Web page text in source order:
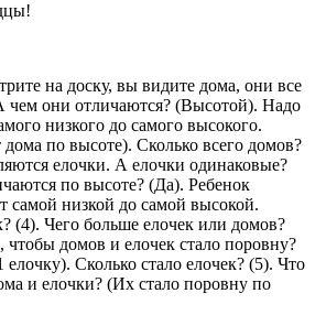
на доску, вы видите дома, они все
чем они отличаются? (Высотой). Надо
низкого до самого высокого.
дома по высоте). Сколько всего домов?
елочки. А елочки одинаковые?
по высоте? (Да). Ребенок
самой низкой до самой высокой.
(4). Чего больше елочек или домов?
чтобы домов и елочек стало поровну?
Сколько стало елочек? (5). Что
и елочки? (Их стало поровну по